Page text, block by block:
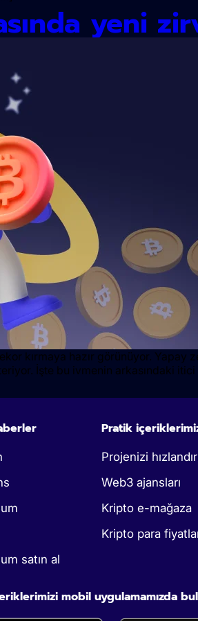
yeni
kırmaya hazır görünüyor.
İşte bu ivmenin arkasındaki
satın al
Pratik
Projenizi
Web3 ajansları
Kripto e-mağaza
Kripto para
mobil uygulamamızda